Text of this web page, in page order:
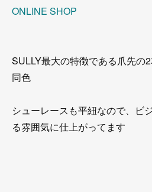
ONLINE SHOP
SULLY最大の特徴である爪先の
同色
シューレースも平紐なので、ビ
る雰囲気に仕上がってます